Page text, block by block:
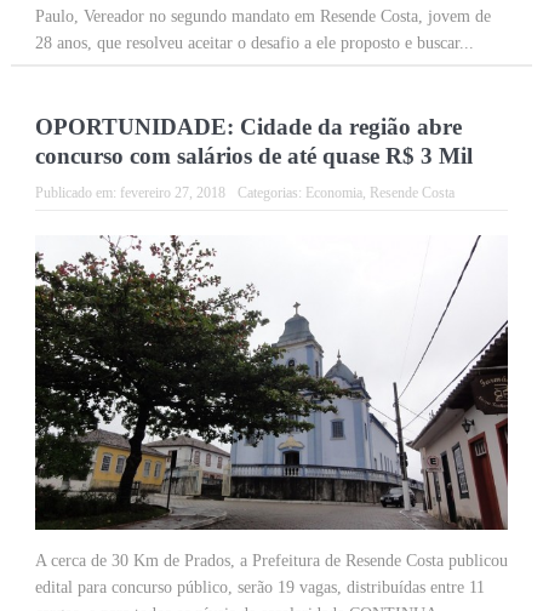
Paulo, Vereador no segundo mandato em Resende Costa, jovem de
28 anos, que resolveu aceitar o desafio a ele proposto e buscar...
OPORTUNIDADE: Cidade da região abre
concurso com salários de até quase R$ 3 Mil
Publicado em: fevereiro 27, 2018 Categorias: Economia, Resende Costa
A cerca de 30 Km de Prados, a Prefeitura de Resende Costa publicou
edital para concurso público, serão 19 vagas, distribuídas entre 11